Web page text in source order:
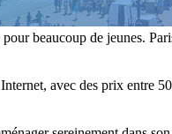
beaucoup de jeunes.
avec des prix entre